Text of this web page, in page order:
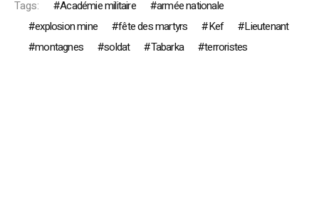
Tags: Académie militaire
armée nationale
explosion mine
fête des martyrs Kef
Lieutenant
montagnes
soldat Tabarka terroristes